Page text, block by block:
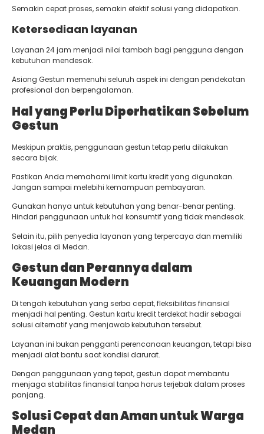
Semakin cepat proses, semakin efektif solusi yang didapatkan.
Ketersediaan layanan
Layanan 24 jam menjadi nilai tambah bagi pengguna dengan
kebutuhan mendesak.
Asiong Gestun memenuhi seluruh aspek ini dengan pendekatan
profesional dan berpengalaman.
Hal yang Perlu Diperhatikan Sebelum
Gestun
Meskipun praktis, penggunaan gestun tetap perlu dilakukan
secara bijak.
Pastikan Anda memahami limit kartu kredit yang digunakan.
Jangan sampai melebihi kemampuan pembayaran.
Gunakan hanya untuk kebutuhan yang benar-benar penting.
Hindari penggunaan untuk hal konsumtif yang tidak mendesak.
Selain itu, pilih penyedia layanan yang terpercaya dan memiliki
lokasi jelas di Medan.
Gestun dan Perannya dalam
Keuangan Modern
Di tengah kebutuhan yang serba cepat, fleksibilitas finansial
menjadi hal penting. Gestun kartu kredit terdekat hadir sebagai
solusi alternatif yang menjawab kebutuhan tersebut.
Layanan ini bukan pengganti perencanaan keuangan, tetapi bisa
menjadi alat bantu saat kondisi darurat.
Dengan penggunaan yang tepat, gestun dapat membantu
menjaga stabilitas finansial tanpa harus terjebak dalam proses
panjang.
Solusi Cepat dan Aman untuk Warga
Medan